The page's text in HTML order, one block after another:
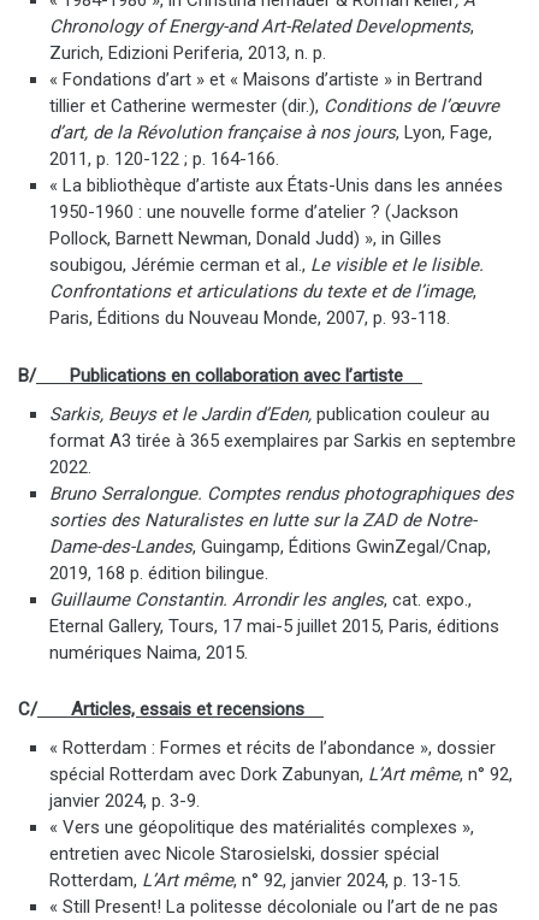
Chronology of Energy-and Art-Related Developments,
Zurich, Edizioni Periferia, 2013, n. p.
« Fondations d’art » et « Maisons d’artiste » in Bertrand
tillier et Catherine wermester (dir.), Conditions de l’œuvre
d’art, de la Révolution française à nos jours, Lyon, Fage,
2011, p. 120-122 ; p. 164-166.
« La bibliothèque d’artiste aux États-Unis dans les années
1950-1960 : une nouvelle forme d’atelier ? (Jackson
Pollock, Barnett Newman, Donald Judd) », in Gilles
soubigou, Jérémie cerman et al., Le visible et le lisible.
Confrontations et articulations du texte et de l’image,
Paris, Éditions du Nouveau Monde, 2007, p. 93-118.
B/Publications en collaboration avec l’artiste
Sarkis, Beuys et le Jardin d’Eden, publication couleur au
format A3 tirée à 365 exemplaires par Sarkis en septembre
2022.
Bruno Serralongue. Comptes rendus photographiques des
sorties des Naturalistes en lutte sur la ZAD de Notre-
Dame-des-Landes, Guingamp, Éditions GwinZegal/Cnap,
2019, 168 p. édition bilingue.
Guillaume Constantin. Arrondir les angles, cat. expo.,
Eternal Gallery, Tours, 17 mai-5 juillet 2015, Paris, éditions
numériques Naima, 2015.
C/ Articles, essais et recensions
« Rotterdam : Formes et récits de l’abondance », dossier
spécial Rotterdam avec Dork Zabunyan, L’Art même, n° 92,
janvier 2024, p. 3-9.
« Vers une géopolitique des matérialités complexes »,
entretien avec Nicole Starosielski, dossier spécial
Rotterdam, L’Art même, n° 92, janvier 2024, p. 13-15.
« Still Present! La politesse décoloniale ou l’art de ne pas